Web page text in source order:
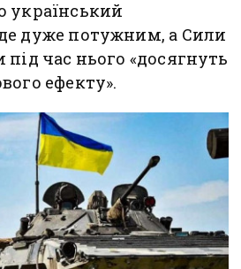
український
дуже потужним, а Сили
час нього «досягнуть
ефекту».